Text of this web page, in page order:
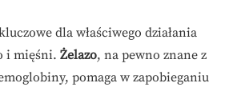
dla właściwego działania
i mięśni. Żelazo, na pewno znane z
pomaga w zapobieganiu